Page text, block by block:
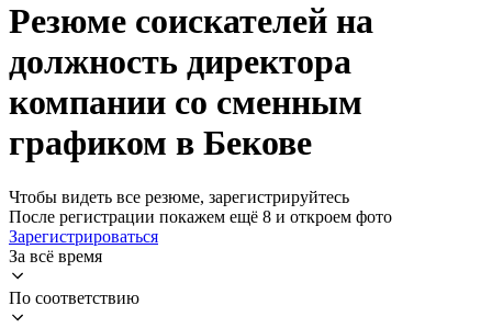
Резюме соискателей на
должность директора
компании со сменным
графиком в Бекове
Чтобы видеть все резюме, зарегистрируйтесь
После регистрации покажем ещё 8 и откроем фото
Зарегистрироваться
За всё время
По соответствию